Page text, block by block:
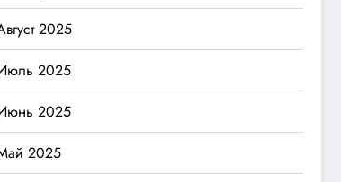
2025
2025
2025
2025